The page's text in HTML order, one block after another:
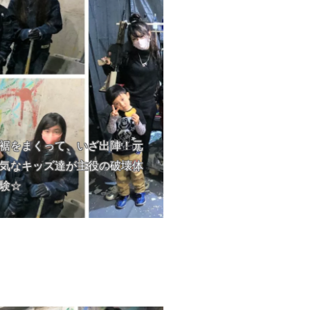
をまくって、いざ出陣！元
なキッズ達が主役の破壊体
☆